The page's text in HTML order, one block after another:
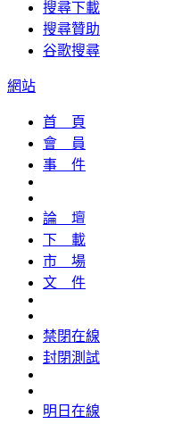
搜尋下載
搜尋贊助
谷歌搜尋
網站
首 頁
會 員
事 件
論 壇
下 載
市 場
文 件
禁閉在線
封閉測試
明日在線